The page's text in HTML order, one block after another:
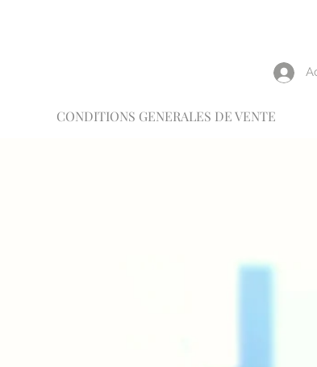
CONDITIONS GENERALES DE VENTE